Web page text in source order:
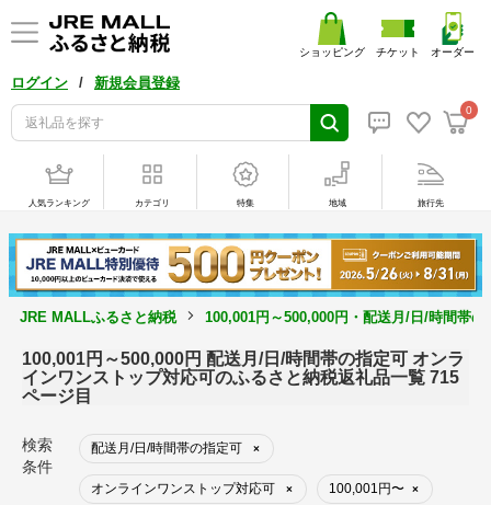
ログイン / 新規会員登録
0
ショッピング チケット オーダー
人気ランキング カテゴリ 特集 地域 旅行先
JRE MALLふるさと納税 100,001円～500,000円・配送月/日/時間帯
100,001円～500,000円 配送月/日/時間帯の指定可 オンラ
インワンストップ対応可のふるさと納税返礼品一覧 715
ページ目
検索
条件
配送月/日/時間帯の指定可 ×
オンラインワンストップ対応可 × 100,001円〜 ×